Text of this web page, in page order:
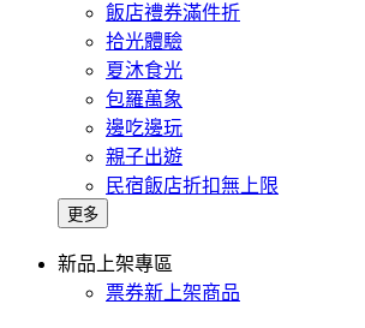
飯店禮券滿件折
拾光體驗
夏沐食光
包羅萬象
邊吃邊玩
親子出遊
民宿飯店折扣無上限
更多
新品上架專區
票券新上架商品